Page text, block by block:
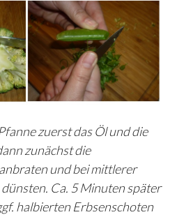
zuerst das Öl und die
zunächst die
und bei mittlerer
Ca. 5 Minuten später
halbierten Erbsenschoten